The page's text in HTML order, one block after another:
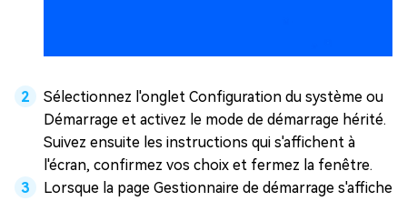
Sélectionnez l'onglet Configuration du système ou
Démarrage et activez le mode de démarrage hérité.
Suivez ensuite les instructions qui s'affichent à
l'écran, confirmez vos choix et fermez la fenêtre.
Lorsque la page Gestionnaire de démarrage s'affiche